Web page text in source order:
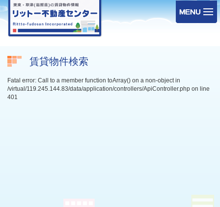
賃貸物件検索
Fatal error: Call to a member function toArray() on a non-object in
/virtual/119.245.144.83/data/application/controllers/ApiController.php on line
401